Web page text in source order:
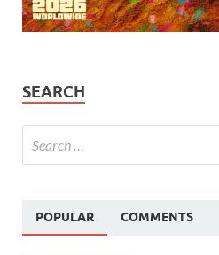
SEARCH
POPULAR COMMENTS